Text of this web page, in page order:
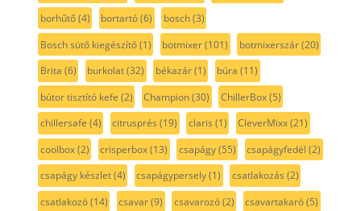
borhűtő(4) bortartó(6) bosch(3)
Bosch sütő kiegészítő(1) botmixer(101) botmixerszár(20)
Brita (6) burkolat(32) békazár(1) búra (11)
bútor tisztító kefe (2) Champion(30) ChillerBox(5)
chillersafe (4) citrusprés (19) claris (1) CleverMixx(21)
coolbox(2) crisperbox(13) csapágy(55) csapágyfedél (2)
csapágy készlet(4) csapágypersely(1) csatlakozás (2)
csatlakozó(14) csavar(9) csavarozó(2) csavartakaró(5)